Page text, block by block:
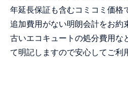
年延長保証も含むコミコミ価格
追加費用がない明朗会計をお約
古いエコキュートの処分費用な
て明記しますので安心してご利